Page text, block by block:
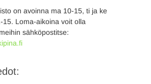
on avoinna ma 10-15, ti ja ke
15. Loma-aikoina voit olla
sähköpostitse: